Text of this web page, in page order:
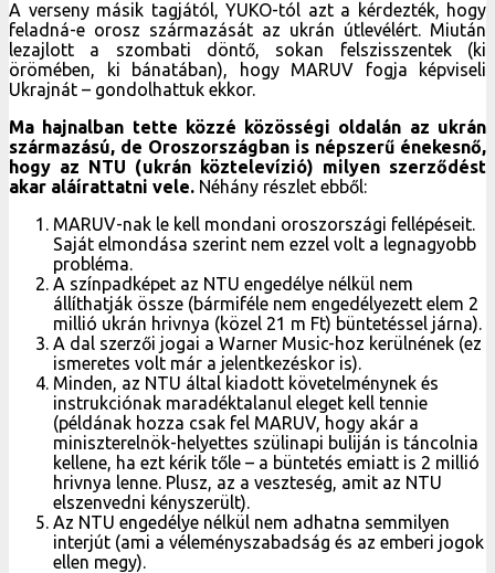
A verseny másik tagjától, YUKO-tól azt a kérdezték, hogy
feladná-e orosz származását az ukrán útlevélért. Miután
lezajlott a szombati döntő, sokan felszisszentek (ki
örömében, ki bánatában), hogy MARUV fogja képviseli
Ukrajnát – gondolhattuk ekkor.
Ma hajnalban tette közzé közösségi oldalán az ukrán
származású, de Oroszországban is népszerű énekesnő,
hogy az NTU (ukrán köztelevízió) milyen szerződést
akar aláírattatni vele. Néhány részlet ebből:
MARUV-nak le kell mondani oroszországi fellépéseit.
Saját elmondása szerint nem ezzel volt a legnagyobb
probléma.
A színpadképet az NTU engedélye nélkül nem
állíthatják össze (bármiféle nem engedélyezett elem 2
millió ukrán hrivnya (közel 21 m Ft) büntetéssel járna).
A dal szerzői jogai a Warner Music-hoz kerülnének (ez
ismeretes volt már a jelentkezéskor is).
Minden, az NTU által kiadott követelménynek és
instrukciónak maradéktalanul eleget kell tennie
(példának hozza csak fel MARUV, hogy akár a
miniszterelnök-helyettes szülinapi buliján is táncolnia
kellene, ha ezt kérik tőle – a büntetés emiatt is 2 millió
hrivnya lenne. Plusz, az a veszteség, amit az NTU
elszenvedni kényszerült).
Az NTU engedélye nélkül nem adhatna semmilyen
interjút (ami a véleményszabadság és az emberi jogok
ellen megy).